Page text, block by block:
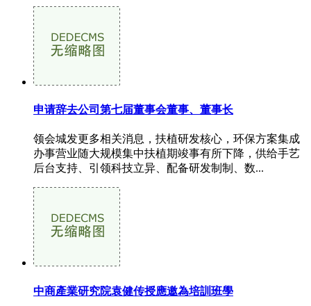
申请辞去公司第七届董事会董事、董事长
领会城发更多相关消息，扶植研发核心，环保方案集成
办事营业随大规模集中扶植期竣事有所下降，供给手艺
后台支持、引领科技立异、配备研发制制、数...
中商產業研究院袁健传授應邀為培訓班學